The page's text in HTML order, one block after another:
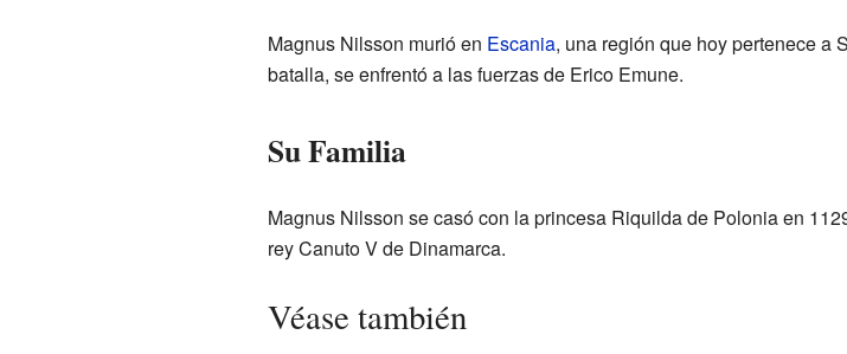
Magnus Nilsson murió en Escania, una región que hoy pertenece a
batalla, se enfrentó a las fuerzas de Erico Emune.
Su Familia
Magnus Nilsson se casó con la princesa Riquilda de Polonia en
rey Canuto V de Dinamarca.
Véase también